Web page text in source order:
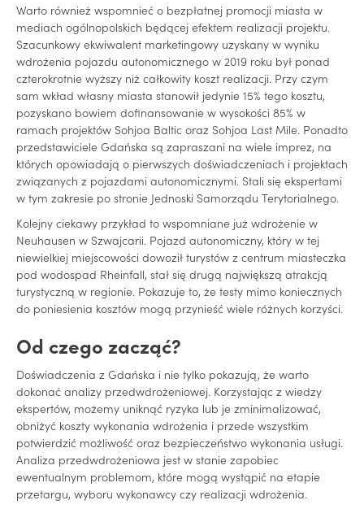
Warto również wspomnieć o bezpłatnej promocji miasta w
mediach ogólnopolskich będącej efektem realizacji projektu.
Szacunkowy ekwiwalent marketingowy uzyskany w wyniku
wdrożenia pojazdu autonomicznego w 2019 roku był ponad
czterokrotnie wyższy niż całkowity koszt realizacji. Przy czym
sam wkład własny miasta stanowił jedynie 15% tego kosztu,
pozyskano bowiem dofinansowanie w wysokości 85% w
ramach projektów Sohjoa Baltic oraz Sohjoa Last Mile. Ponadto
przedstawiciele Gdańska są zapraszani na wiele imprez, na
których opowiadają o pierwszych doświadczeniach i projektach
związanych z pojazdami autonomicznymi. Stali się ekspertami
w tym zakresie po stronie Jednoski Samorządu Terytorialnego.
Kolejny ciekawy przykład to wspomniane już wdrożenie w
Neuhausen w Szwajcarii. Pojazd autonomiczny, który w tej
niewielkiej miejscowości dowoził turystów z centrum miasteczka
pod wodospad Rheinfall, stał się drugą największą atrakcją
turystyczną w regionie. Pokazuje to, że testy mimo koniecznych
do poniesienia kosztów mogą przynieść wiele różnych korzyści.
Od czego zacząć?
Doświadczenia z Gdańska i nie tylko pokazują, że warto
dokonać analizy przedwdrożeniowej. Korzystając z wiedzy
ekspertów, możemy uniknąć ryzyka lub je zminimalizować,
obniżyć koszty wykonania wdrożenia i przede wszystkim
potwierdzić możliwość oraz bezpieczeństwo wykonania usługi.
Analiza przedwdrożeniowa jest w stanie zapobiec
ewentualnym problemom, które mogą wystąpić na etapie
przetargu, wyboru wykonawcy czy realizacji wdrożenia.